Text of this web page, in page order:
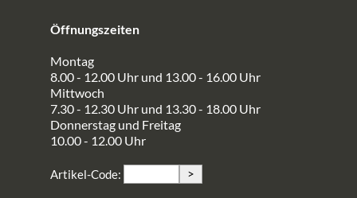
Öffnungszeiten
Montag
8.00 - 12.00 Uhr und 13.00 - 16.00 Uhr
Mittwoch
7.30 - 12.30 Uhr und 13.30 - 18.00 Uhr
Donnerstag und Freitag
10.00 - 12.00 Uhr
Artikel-Code: >